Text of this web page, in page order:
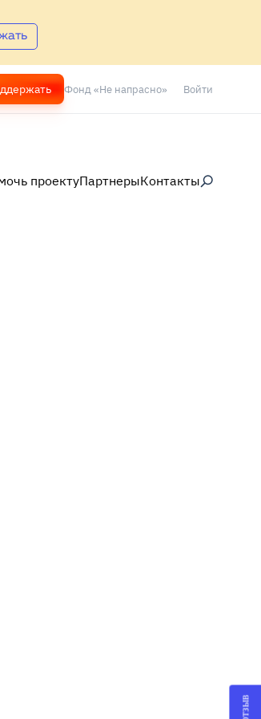
Фонд «Не напрасно» Войти
проектуПартнерыКонтакты